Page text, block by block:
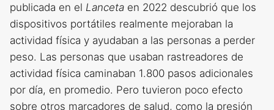
publicada en el Lanceta en 2022 descubrió que los
dispositivos portátiles realmente mejoraban la
actividad física y ayudaban a las personas a perder
peso. Las personas que usaban rastreadores de
actividad física caminaban 1.800 pasos adicionales
por día, en promedio. Pero tuvieron poco efecto
sobre otros marcadores de salud, como la presión